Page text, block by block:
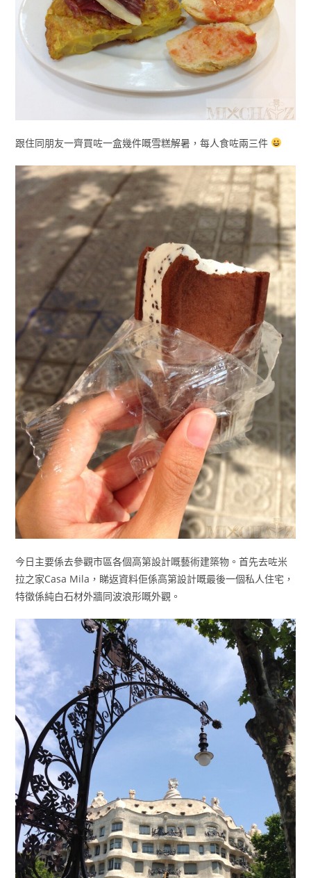
跟住同朋友一齊買咗一盒幾件嘅雪糕解暑，每人食咗兩三件
今日主要係去參觀市區各個高第設計嘅藝術建築物。首先去咗米
拉之家Casa Mila，睇返資料佢係高第設計嘅最後一個私人住宅，
特徵係純白石材外牆同波浪形嘅外觀。